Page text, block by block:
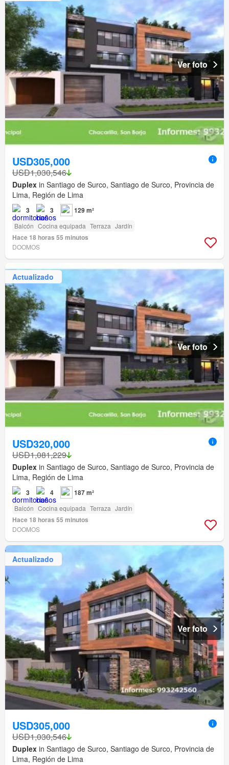
Ver foto
USD305,000
USD1,030,546
Duplex in Santiago de Surco, Santiago de Surco, Provincia de
Lima, Región de Lima
3 3 129 m²
Balcón Cocina equipada Terraza Jardín
Hace 18 horas 55 minutos
DOOMOS
Actualizado
Ver foto
USD320,000
USD1,081,229
Duplex in Santiago de Surco, Santiago de Surco, Provincia de
Lima, Región de Lima
3 4 187 m²
Balcón Cocina equipada Terraza Jardín
Hace 18 horas 55 minutos
DOOMOS
Actualizado
Ver foto
USD305,000
USD1,030,546
Duplex in Santiago de Surco, Santiago de Surco, Provincia de
Lima, Región de Lima